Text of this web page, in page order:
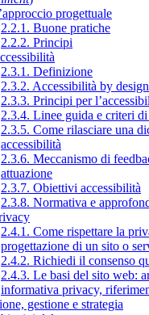
progettuale
2.2.1. Buone pratiche
2.2.2. Principi
2.3.1. Definizione
2.3.2. Accessibilità by design
2.3.3. Principi per
2.3.4. Linee guida e criteri di
2.3.5. Come rilasciare una
accessibilità
2.3.6. Meccanismo di
attuazione
2.3.7. Obiettivi accessibilità
2.3.8. Normativa e
2.4.1. Come rispettare la
progettazione di un sito o
2.4.2. Richiedi il consenso
2.4.3. Le basi del sito web:
informativa privacy,
gestione e strategia